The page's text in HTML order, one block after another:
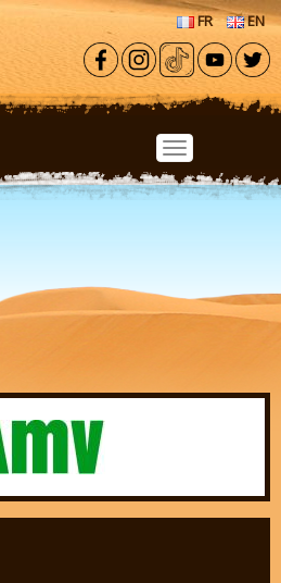
Aller au contenu principal
FR EN